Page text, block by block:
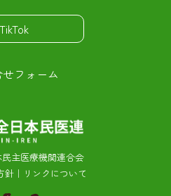
TikTok
フォーム
主医療機関連合会
針 ｜ リンクについて